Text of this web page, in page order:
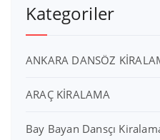
Kategoriler
ANKARA DANSÖZ
ARAÇ KİRALAMA
Bay Bayan Dansçı